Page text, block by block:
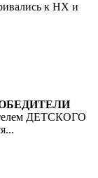
к НХ и
ДЕТСКОГО